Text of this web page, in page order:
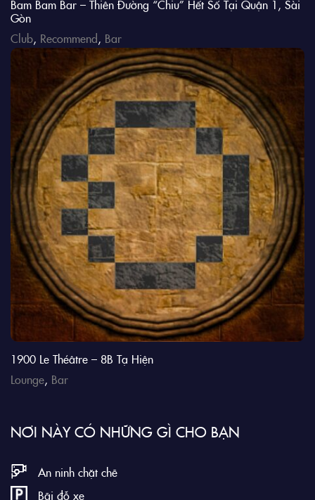
Bam Bam Bar – Thiên Đường “Chiu” Hết Số Tại Quận 1, Sài
Gòn
Club, Recommend, Bar
1900 Le Théâtre – 8B Tạ Hiện
Lounge, Bar
NƠI NÀY CÓ NHỮNG GÌ CHO BẠN
An ninh chặt chẽ
Bãi đỗ xe